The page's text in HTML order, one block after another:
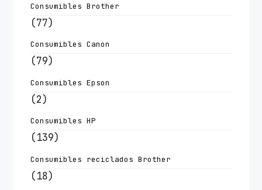
Consumibles Brother
(77)
Consumibles Canon
(79)
Consumibles Epson
(2)
Consumibles HP
(139)
Consumibles reciclados Brother
(18)